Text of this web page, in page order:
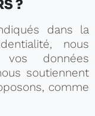
?
dans la
nous
données
soutiennent
comme